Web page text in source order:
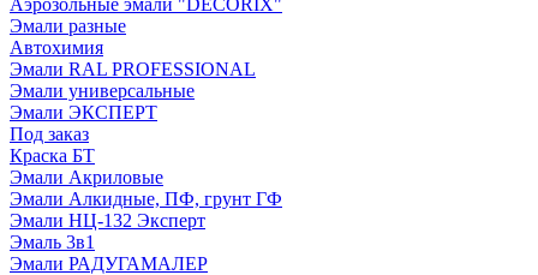
Аэрозольные эмали "DECORIX"
Эмали разные
Автохимия
Эмали RAL PROFESSIONAL
Эмали универсальные
Эмали ЭКСПЕРТ
Под заказ
Краска БТ
Эмали Акриловые
Эмали Алкидные, ПФ, грунт ГФ
Эмали НЦ-132 Эксперт
Эмаль 3в1
Эмали РАДУГАМАЛЕР